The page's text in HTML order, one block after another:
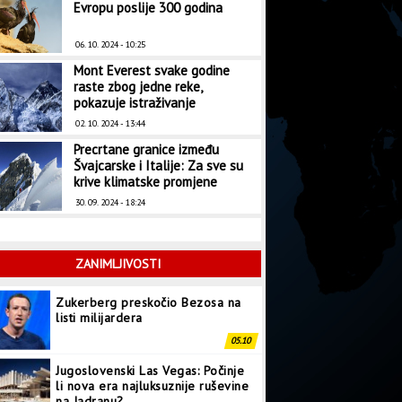
Evropu poslije 300 godina
06. 10. 2024 - 10:25
Mont Everest svake godine
raste zbog jedne reke,
pokazuje istraživanje
02. 10. 2024 - 13:44
Precrtane granice između
Švajcarske i Italije: Za sve su
krive klimatske promjene
30. 09. 2024 - 18:24
ZANIMLJIVOSTI
Zukerberg preskočio Bezosa na
listi milijardera
05.10
Jugoslovenski Las Vegas: Počinje
li nova era najluksuznije ruševine